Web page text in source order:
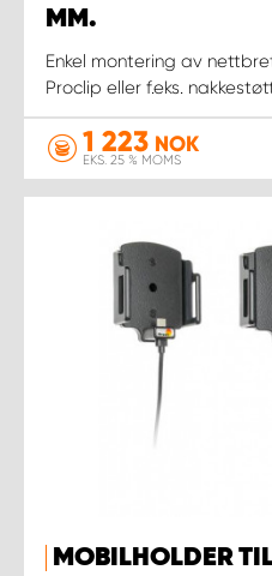
MM.
Enkel montering av
Proclip eller f.eks.
1 223 NOK
EKS. 25 % MOMS
MOBILHOLDER